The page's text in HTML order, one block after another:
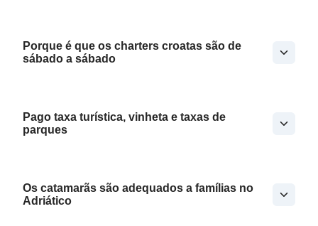
Porque é que os charters croatas são de
sábado a sábado
Pago taxa turística, vinheta e taxas de
parques
Os catamarãs são adequados a famílias no
Adriático